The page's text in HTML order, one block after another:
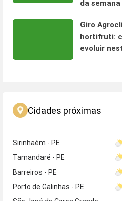
da semana
Giro
hortifruti:
evoluir
Cidades próximas
Sirinhaém - PE
Tamandaré - PE
Barreiros - PE
Porto de Galinhas - PE